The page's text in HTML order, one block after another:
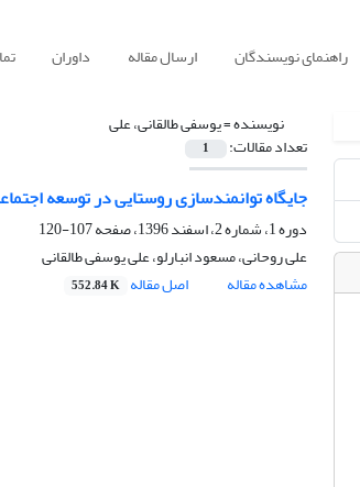
راهنمای نویسندگان ارسال مقاله داوران
نویسنده =یوسفی طالقانی، علی
تعداد مقالات: 1
جایگاه توانمند‌سازی روستایی در توسعه
دوره 1، شماره 2، اسفند 1396، صفحه
107-120
علی روحانی، مسعود انبارلو، علی یوسفی طالقانی
مشاهده مقاله
اصل مقاله 552.84 K